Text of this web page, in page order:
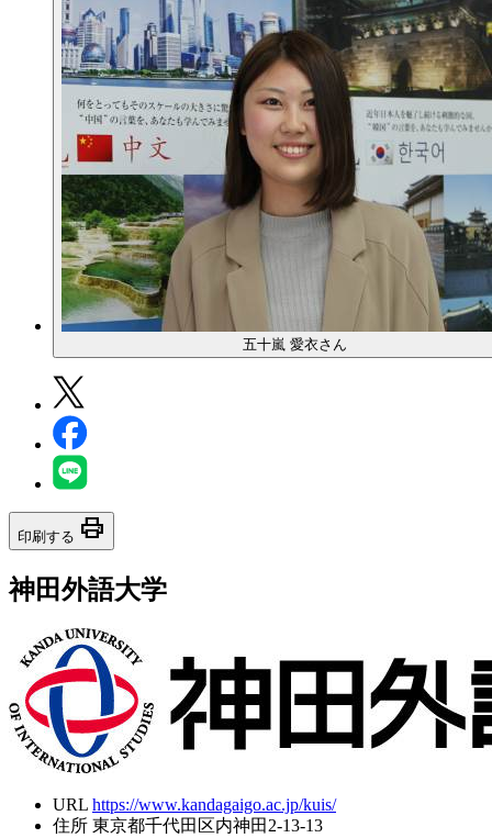
五十嵐 愛衣さん
印刷する print
神田外語大学
URL https://www.kandagaigo.ac.jp/kuis/
住所 東京都千代田区内神田2-13-13